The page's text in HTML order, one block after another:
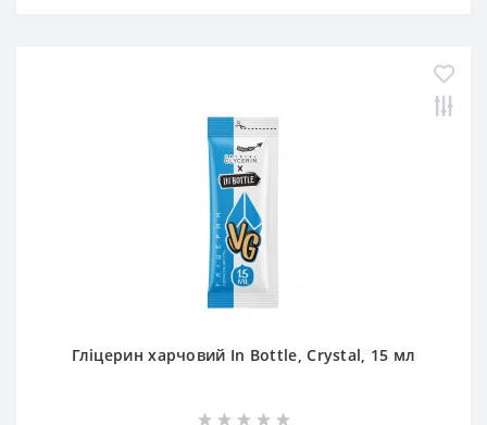
Гліцерин харчовий In Bottle, Crystal, 15 мл